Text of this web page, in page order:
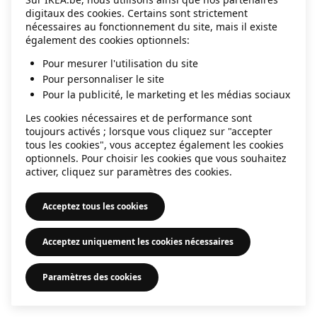
information).
digitaux des cookies. Certains sont strictement
nécessaires au fonctionnement du site, mais il existe
également des cookies optionnels:
Pour mesurer l'utilisation du site
Pour personnaliser le site
Pour la publicité, le marketing et les médias sociaux
Les cookies nécessaires et de performance sont
toujours activés ; lorsque vous cliquez sur "accepter
tous les cookies", vous acceptez également les cookies
optionnels. Pour choisir les cookies que vous souhaitez
activer, cliquez sur paramètres des cookies.
Acceptez tous les cookies
Acceptez uniquement les cookies nécessaires
Paramètres des cookies